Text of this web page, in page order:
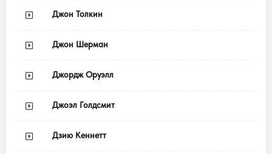
Джон Толкин
Джон Шерман
Джордж Оруэлл
Джоэл Голдсмит
Дзию Кеннетт